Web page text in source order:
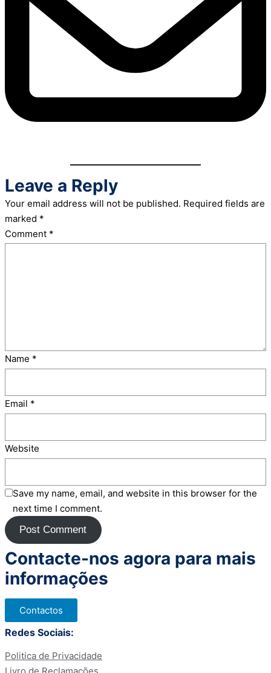
Leave a Reply
Your email address will not be published. Required fields are
marked *
Comment *
Name *
Email *
Website
Save my name, email, and website in this browser for the
next time I comment.
Contacte-nos agora para mais
informações
Contactos
Redes Sociais:
Politica de Privacidade